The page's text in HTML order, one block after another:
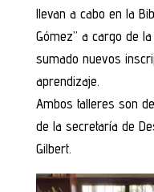
llevan a cabo en la
Gómez” a cargo de
sumado nuevos
aprendizaje.
Ambos talleres son
de la secretaría de
Gilbert.